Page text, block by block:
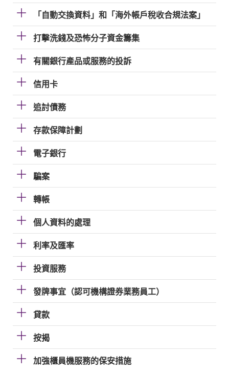
「自動交換資料」和「海外帳戶稅收合規法案」
打擊洗錢及恐怖分子資金籌集
有關銀行產品或服務的投訴
信用卡
追討債務
存款保障計劃
電子銀行
騙案
轉帳
個人資料的處理
利率及匯率
投資服務
發牌事宜（認可機構證券業務員工）
貸款
按揭
加強櫃員機服務的保安措施